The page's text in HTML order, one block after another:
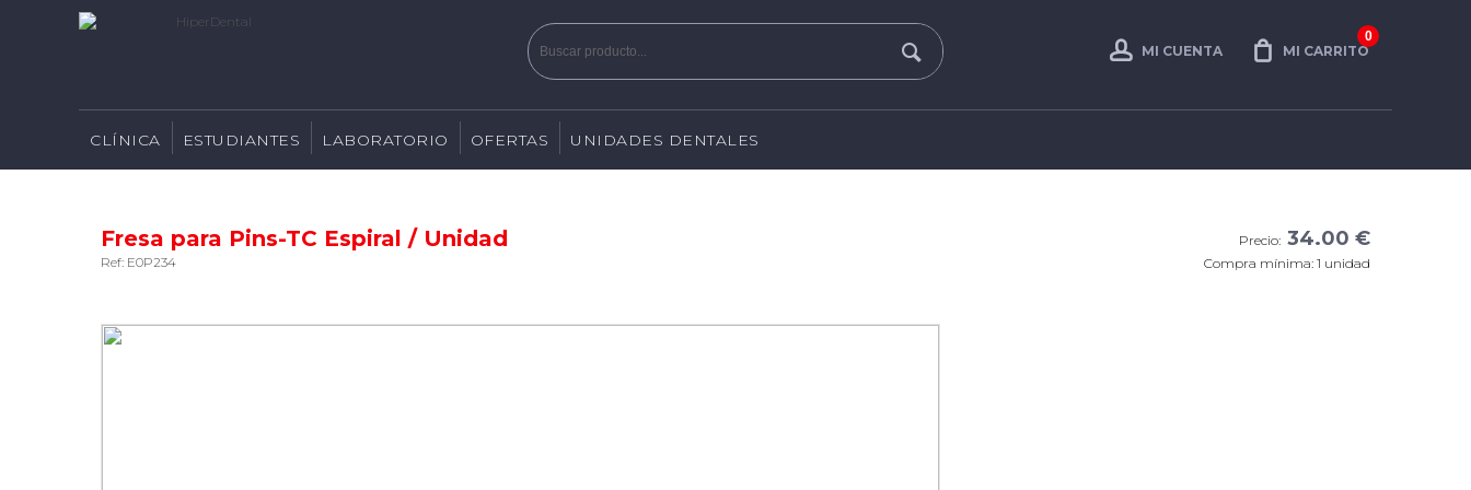
0
MI CARRITO
MI CUENTA
CLÍNICA ESTUDIANTES LABORATORIO OFERTAS UNIDADES DENTALES
Fresa para Pins-TC Espiral / Unidad
Ref: E0P234
Precio: 34.00 €
Compra mínima: 1 unidad